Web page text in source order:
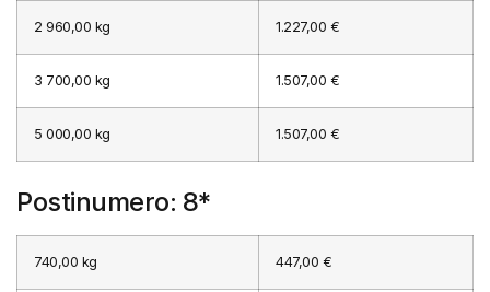
2 960,00 kg 1.227,00 €
3 700,00 kg 1.507,00 €
5 000,00 kg 1.507,00 €
Postinumero: 8*
740,00 kg 447,00 €